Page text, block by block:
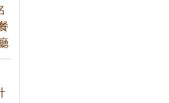
樂文化